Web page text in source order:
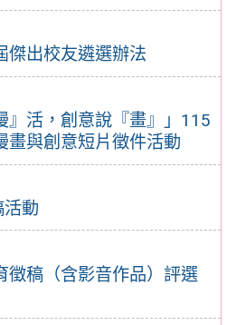
傑出校友遴選辦法
』活，創意說『畫』」115
畫與創意短片徵件活動
動
徵稿（含影音作品）評選